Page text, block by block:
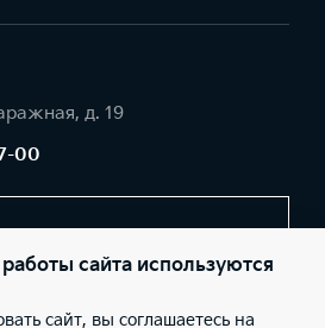
д. 19
00
звонок
ООО «Авторесурс моторс»
сайта используются
сайт, вы соглашаетесь на